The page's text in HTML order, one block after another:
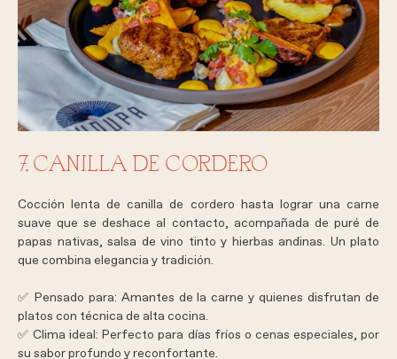
7. CANILLA DE CORDERO
Cocción lenta de canilla de cordero hasta lograr una carne
suave que se deshace al contacto, acompañada de puré de
papas nativas, salsa de vino tinto y hierbas andinas. Un plato
que combina elegancia y tradición.
✅ Pensado para: Amantes de la carne y quienes disfrutan de
platos con técnica de alta cocina.
✅Clima ideal: Perfecto para días fríos o cenas especiales, por
su sabor profundo y reconfortante.